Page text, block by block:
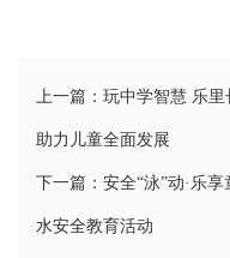
旅
游
天
上一篇：玩中学智慧 乐
助力儿童全面发展
下一篇：安全“泳”动·乐
水安全教育活动